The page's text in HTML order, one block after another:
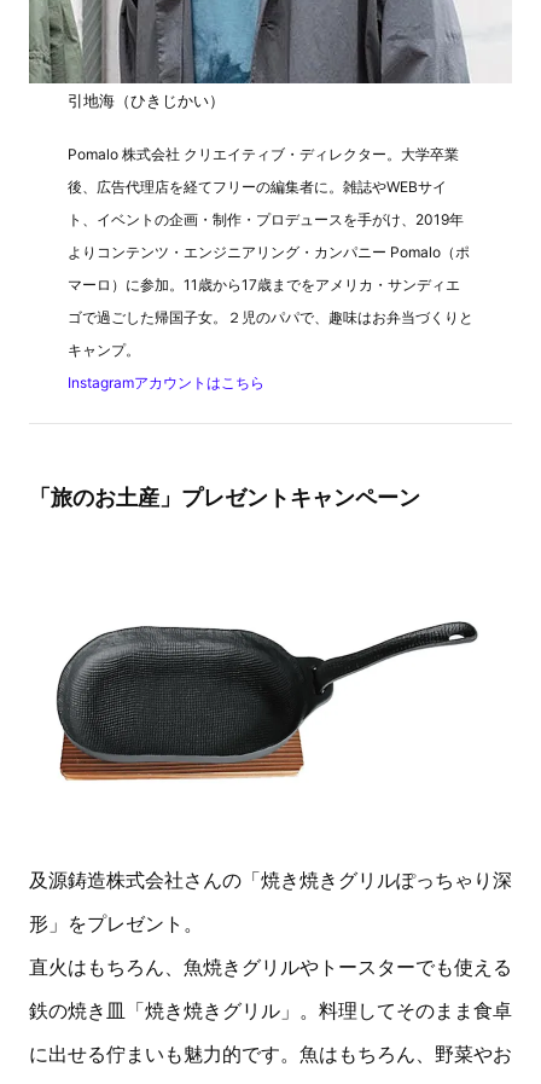
引地海（ひきじかい）
Pomalo 株式会社 クリエイティブ・ディレクター。大学卒業
後、広告代理店を経てフリーの編集者に。雑誌やWEBサイ
ト、イベントの企画・制作・プロデュースを手がけ、2019年
よりコンテンツ・エンジニアリング・カンパニー Pomalo（ポ
マーロ）に参加。11歳から17歳までをアメリカ・サンディエ
ゴで過ごした帰国子女。２児のパパで、趣味はお弁当づくりと
キャンプ。
Instagramアカウントはこちら
「旅のお土産」プレゼントキャンペーン
及源鋳造株式会社さんの「焼き焼きグリルぽっちゃり深
形」をプレゼント。
直火はもちろん、魚焼きグリルやトースターでも使える
鉄の焼き皿「焼き焼きグリル」。料理してそのまま食卓
に出せる佇まいも魅力的です。魚はもちろん、野菜やお